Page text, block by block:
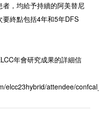
，均給予持續的阿美替尼
終點包括4年和5年DFS
年會研究成果的詳細信
elcc23hybrid/attendee/